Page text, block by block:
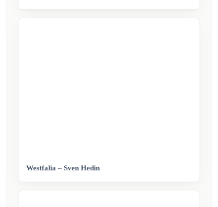
Westfalia – Sven Hedin